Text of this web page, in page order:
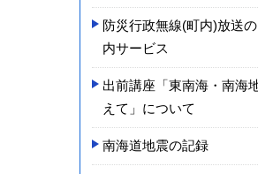
防災行政無線(町内)放送
内サービス
出前講座「東南海・南海
えて」について
南海道地震の記録